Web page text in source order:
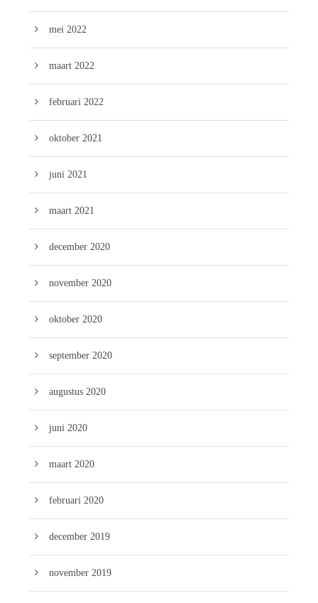
mei 2022
maart 2022
februari 2022
oktober 2021
juni 2021
maart 2021
december 2020
november 2020
oktober 2020
september 2020
augustus 2020
juni 2020
maart 2020
februari 2020
december 2019
november 2019